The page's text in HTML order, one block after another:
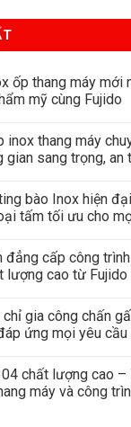
ốp thang máy mới
mỹ cùng Fujido
inox thang máy
gian sang trọng, an
bào Inox hiện
tấm tối ưu cho
đẳng cấp công
lượng cao từ Fujido
gia công chấn
ứng mọi yêu
chất lượng cao
máy và công